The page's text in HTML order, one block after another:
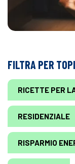
FILTRA PER
RICETTE PER
RESIDENZIALE
RISPARMIO